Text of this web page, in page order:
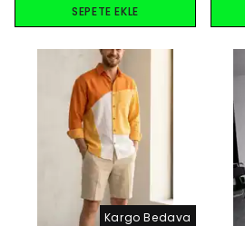
SEPETE EKLE
Kargo Bedava